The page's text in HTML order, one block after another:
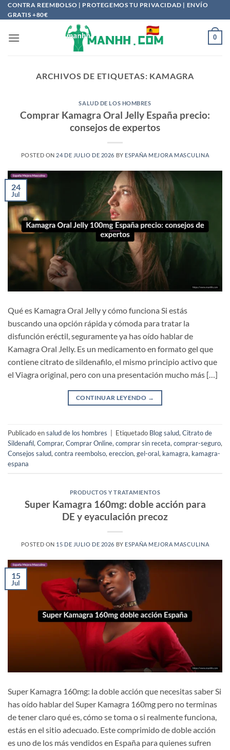
Saltar
al
CONTRA REEMBOLSO | PROTEGEMOS TU PRIVACIDAD | ENVÍO
GRATIS +80€
0
ARCHIVOS DE ETIQUETAS: KAMAGRA
SALUD DE LOS HOMBRES
Comprar Kamagra Oral Jelly España precio:
consejos de expertos
POSTED ON 24 DE JULIO DE 2026 BY ESPAÑA MEJORA MASCULINA
24
Jul
Qué es Kamagra Oral Jelly y cómo funciona Si estás
buscando una opción rápida y cómoda para tratar la
disfunción eréctil, seguramente ya has oído hablar de
Kamagra Oral Jelly. Es un medicamento en formato gel que
contiene citrato de sildenafilo, el mismo principio activo que
el Viagra original, pero con una presentación mucho más […]
CONTINUAR LEYENDO →
Publicado ensalud de los hombres Etiquetado Blog salud,Citrato de
Sildenafil,Comprar,Comprar Online,comprar sin receta,comprar-seguro,
Consejos salud,contra reembolso,ereccion,gel-oral, kamagra, kamagra-
espana
PRODUCTOS Y TRATAMIENTOS
Super Kamagra 160mg: doble acción para
DE y eyaculación precoz
POSTED ON 15 DE JULIO DE 2026 BY ESPAÑA MEJORA MASCULINA
15
Jul
Super Kamagra 160mg: la doble acción que necesitas saber Si
has oído hablar del Super Kamagra 160mg pero no terminas
de tener claro qué es, cómo se toma o si realmente funciona,
estás en el sitio adecuado. Este comprimido de doble acción
es uno de los más vendidos en España para quienes sufren